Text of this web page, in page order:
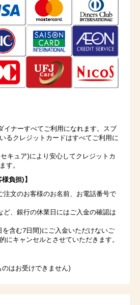
イナーすべてご利用になれます。スブ
るクレジットカードはすべてご利用に
キュア)により安心してクレジットカ
す。
負担)】
注文のお客様のお名前、お電話番号で
ど、銀行の休業日にはご入金の確認は
含む7日間)にご入金いただけないご
にキャンセルとさせていただきます。
はお受けできません)